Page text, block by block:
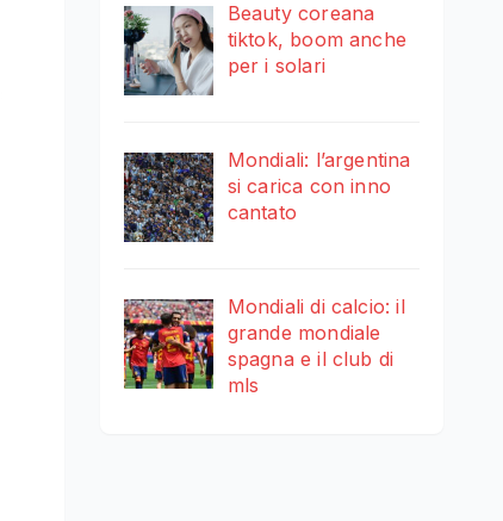
Beauty coreana
tiktok, boom anche
per i solari
Mondiali: l’argentina
si carica con inno
cantato
Mondiali di calcio: il
grande mondiale
spagna e il club di
mls